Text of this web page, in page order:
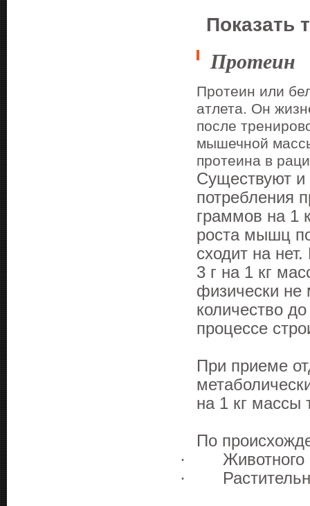
Показать
Протеин
Протеин или
атлета. Он
после
мышечной
протеина в
Существуют и
потребления
граммов на 1
роста мышц
сходит на
3 г на 1 кг
физически не
количество
процессе
При приеме
на 1 кг массы
По
·
·